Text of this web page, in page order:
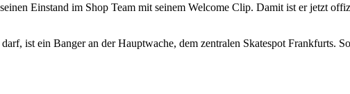
Einstand im Shop Team mit seinem Welcome Clip. Damit ist er jetzt
ist ein Banger an der Hauptwache, dem zentralen Skatespot Frankfurts.